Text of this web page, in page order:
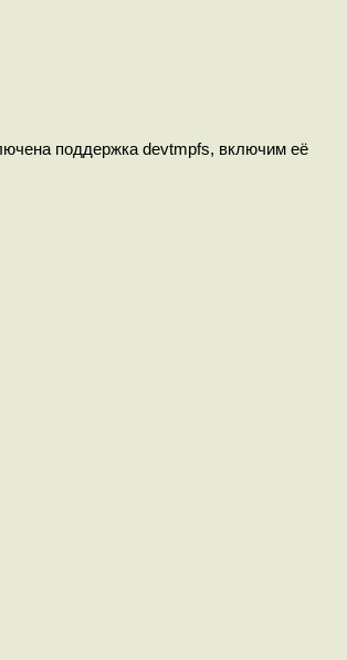
поддержка devtmpfs, включим её